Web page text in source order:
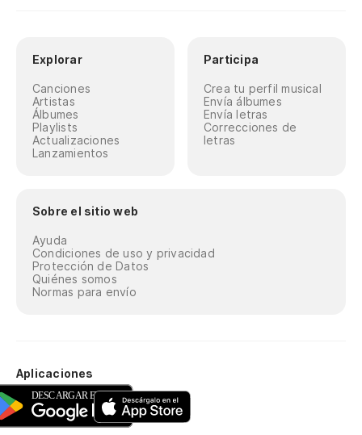
Explorar
Canciones
Artistas
Álbumes
Playlists
Actualizaciones
Lanzamientos
Participa
Crea tu perfil musical
Envía álbumes
Envía letras
Correcciones de
letras
Sobre el sitio web
Ayuda
Condiciones de uso y privacidad
Protección de Datos
Quiénes somos
Normas para envío
Aplicaciones